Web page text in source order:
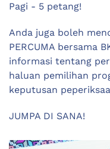
Pagi - 5 petang!
Anda juga boleh
PERCUMA bersama
informasi tentang
haluan pemilihan
keputusan
JUMPA DI SANA!